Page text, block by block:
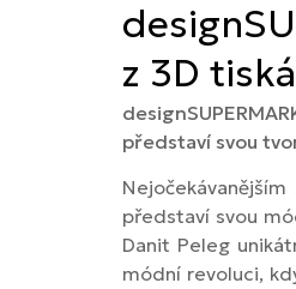
z 3D
představí svou
představí svou
Danit Peleg
módní revoluci,